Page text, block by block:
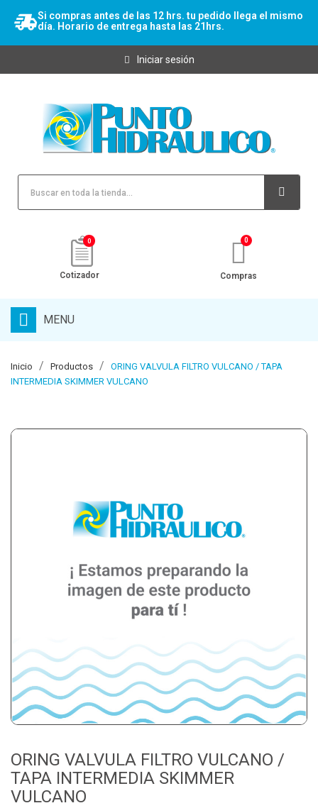
Si compras antes de las 12 hrs. tu pedido llega el mismo
día. Horario de entrega hasta las 21hrs.
Iniciar sesión
0
Cotizador Compras
MENU
Inicio Productos
ORING VALVULA FILTRO VULCANO / TAPA
INTERMEDIA SKIMMER VULCANO
ORING VALVULA FILTRO VULCANO /
TAPA INTERMEDIA SKIMMER
VULCANO